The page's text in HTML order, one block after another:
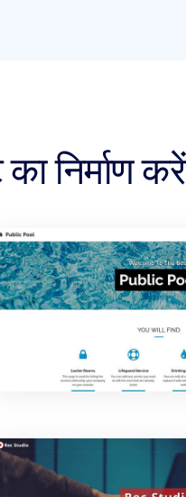
निर्माण करें